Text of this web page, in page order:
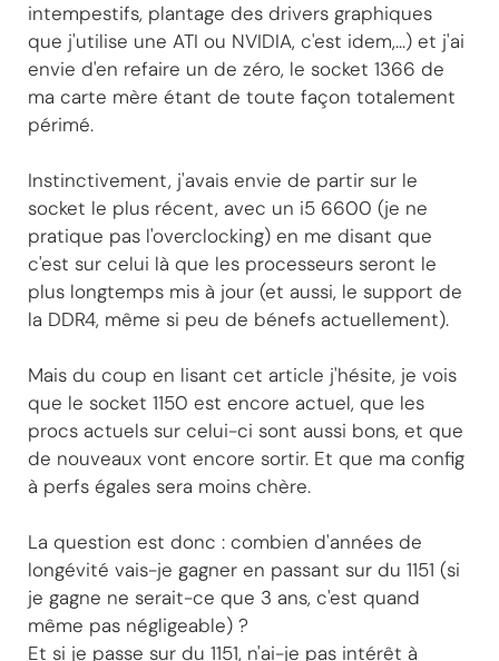
intempestifs, plantage des drivers graphiques
que j'utilise une ATI ou NVIDIA, c'est idem,...) et j'ai
envie d'en refaire un de zéro, le socket 1366 de
ma carte mère étant de toute façon totalement
périmé.
Instinctivement, j'avais envie de partir sur le
socket le plus récent, avec un i5 6600 (je ne
pratique pas l'overclocking) en me disant que
c'est sur celui là que les processeurs seront le
plus longtemps mis à jour (et aussi, le support de
la DDR4, même si peu de bénefs actuellement).
Mais du coup en lisant cet article j'hésite, je vois
que le socket 1150 est encore actuel, que les
procs actuels sur celui-ci sont aussi bons, et que
de nouveaux vont encore sortir. Et que ma config
à perfs égales sera moins chère.
La question est donc : combien d'années de
longévité vais-je gagner en passant sur du 1151 (si
je gagne ne serait-ce que 3 ans, c'est quand
même pas négligeable) ?
Et si je passe sur du 1151, n'ai-je pas intérêt à